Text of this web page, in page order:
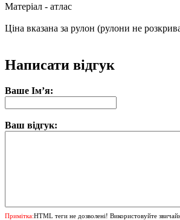
Матеріал - атлас
Ціна вказана за рулон (рулони не
Написати відгук
Ваше Ім’я:
Ваш відгук:
Примітка:HTML теги не дозволені! Використовуйте